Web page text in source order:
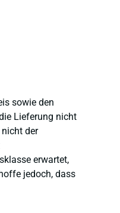
sowie den
Lieferung nicht
der
erwartet,
jedoch, dass